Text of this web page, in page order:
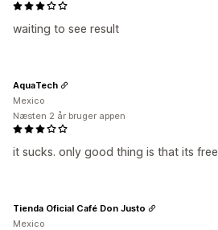
waiting to see result
it sucks. only good thing is that its free
AquaTech
Mexico
Næsten 2 år bruger appen
Tienda Oficial Café Don Justo
Mexico